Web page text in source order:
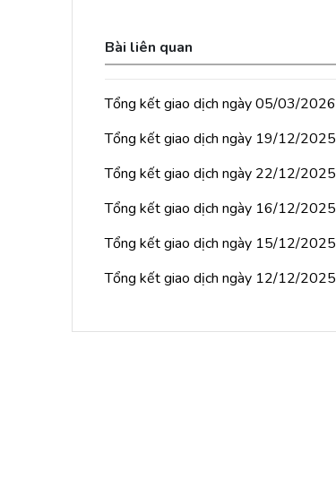
Bài liên quan
Tổng kết giao dịch ngày 05/03/2026
Tổng kết giao dịch ngày 19/12/2025
Tổng kết giao dịch ngày 22/12/2025
Tổng kết giao dịch ngày 16/12/2025
Tổng kết giao dịch ngày 15/12/2025
Tổng kết giao dịch ngày 12/12/2025